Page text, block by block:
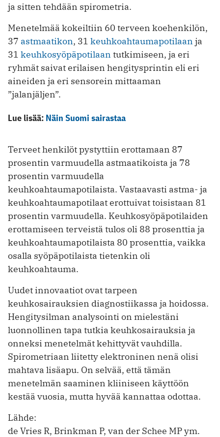
ja sitten tehdään spirometria.
Menetelmää kokeiltiin 60 terveen koehenkilön,
37 astmaatikon, 31 keuhkoahtaumapotilaan ja
31 keuhkosyöpäpotilaan tutkimiseen, ja eri
ryhmät saivat erilaisen hengitysprintin eli eri
aineiden ja eri sensorein mittaaman
”jalanjäljen”.
Lue lisää: Näin Suomi sairastaa
Terveet henkilöt pystyttiin erottamaan 87
prosentin varmuudella astmaatikoista ja 78
prosentin varmuudella
keuhkoahtaumapotilaista. Vastaavasti astma- ja
keuhkoahtaumapotilaat erottuivat toisistaan 81
prosentin varmuudella. Keuhkosyöpäpotilaiden
erottamiseen terveistä tulos oli 88 prosenttia ja
keuhkoahtaumapotilaista 80 prosenttia, vaikka
osalla syöpäpotilaista tietenkin oli
keuhkoahtauma.
Uudet innovaatiot ovat tarpeen
keuhkosairauksien diagnostiikassa ja hoidossa.
Hengitysilman analysointi on mielestäni
luonnollinen tapa tutkia keuhkosairauksia ja
onneksi menetelmät kehittyvät vauhdilla.
Spirometriaan liitetty elektroninen nenä olisi
mahtava lisäapu. On selvää, että tämän
menetelmän saaminen kliiniseen käyttöön
kestää vuosia, mutta hyvää kannattaa odottaa.
Lähde:
de Vries R, Brinkman P, van der Schee MP ym.